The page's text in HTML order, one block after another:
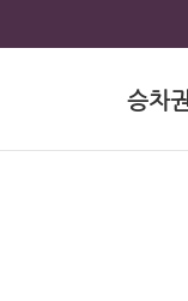
승차권